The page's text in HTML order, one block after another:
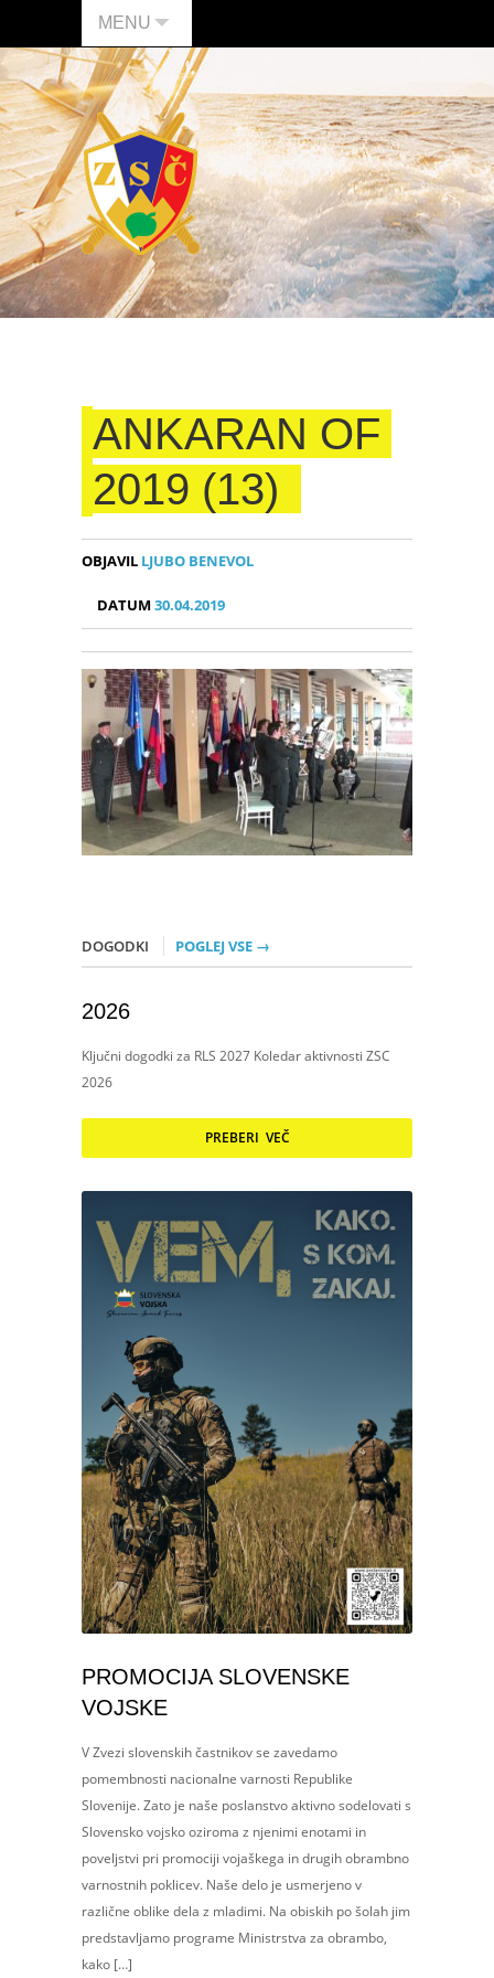
MENU
ANKARAN OF
2019 (13)
OBJAVIL LJUBO BENEVOL
DATUM30.04.2019
DOGODKI POGLEJ VSE →
2026
Ključni dogodki za RLS 2027 Koledar aktivnosti ZSC
2026
PREBERI VEČ
PROMOCIJA SLOVENSKE
VOJSKE
V Zvezi slovenskih častnikov se zavedamo
pomembnosti nacionalne varnosti Republike
Slovenije. Zato je naše poslanstvo aktivno sodelovati s
Slovensko vojsko oziroma z njenimi enotami in
poveljstvi pri promociji vojaškega in drugih obrambno
varnostnih poklicev. Naše delo je usmerjeno v
različne oblike dela z mladimi. Na obiskih po šolah jim
predstavljamo programe Ministrstva za obrambo,
kako […]